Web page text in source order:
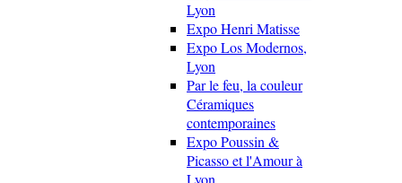
Lyon
Expo Henri Matisse
Expo Los Modernos,
Lyon
Par le feu, la couleur
Céramiques
contemporaines
Expo Poussin &
Picasso et l'Amour à